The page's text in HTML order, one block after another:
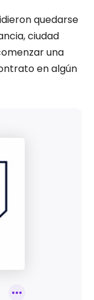
quedarse
ciudad
una
en algún